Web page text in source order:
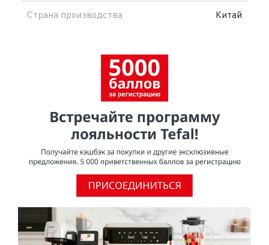
Страна производства
Китай